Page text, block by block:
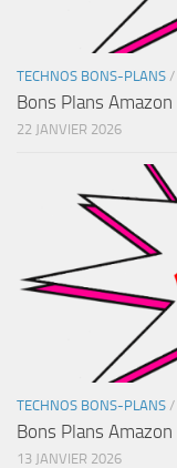
TECHNOS BONS-PLANS /
Bons Plans
22 JANVIER 2026
TECHNOS BONS-PLANS /
Bons Plans
13 JANVIER 2026